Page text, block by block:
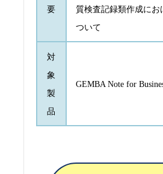
要
質検査記録類作成にお
ついて
対
象
製
品
GEMBA Note for